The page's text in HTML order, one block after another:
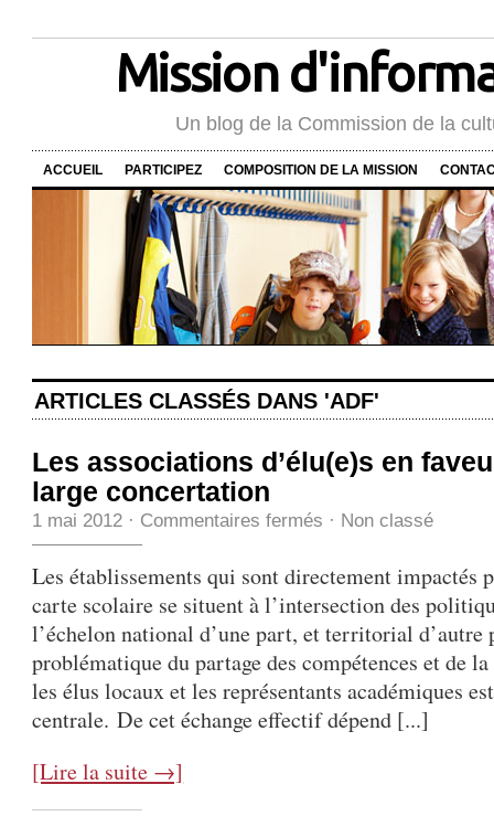
Mission
Un blog de la Commission de la
ACCUEIL PARTICIPEZ COMPOSITION DE LA MISSION
ARTICLES CLASSÉS DANS 'ADF'
Les associations d’élu(e)s en
large concertation
1 mai 2012 · Commentaires fermés · Non classé
Les établissements qui sont directement impactés
carte scolaire se situent à l’intersection des
l’échelon national d’une part, et territorial d’autre
problématique du partage des compétences et de
les élus locaux et les représentants académiques
centrale. De cet échange effectif dépend [...]
[Lire la suite →]